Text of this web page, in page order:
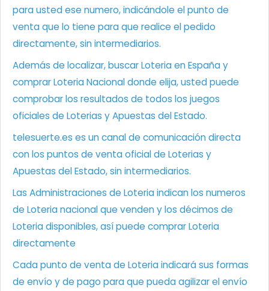
para usted ese numero, indicándole el punto de
venta que lo tiene para que realice el pedido
directamente, sin intermediarios.
Además de localizar, buscar Loteria en España y
comprar Loteria Nacional donde elija, usted puede
comprobar los resultados de todos los juegos
oficiales de Loterias y Apuestas del Estado.
telesuerte.es es un canal de comunicación directa
con los puntos de venta oficial de Loterias y
Apuestas del Estado, sin intermediarios.
Las Administraciones de Loteria indican los numeros
de Loteria nacional que venden y los décimos de
Loteria disponibles, así puede comprar Loteria
directamente
Cada punto de venta de Loteria indicará sus formas
de envío y de pago para que pueda agilizar el envío